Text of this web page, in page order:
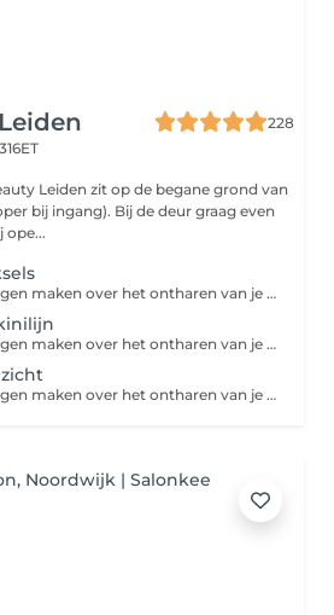
228
Leiden zit op de begane grond van
bij ingang). Bij de deur graag even
ope...
Wil je je nooit meer zorgen maken over het ontharen van je benen, oksels, bikinilijn, etc.? Dan is laserontharen de oplossing! Laseren is een ontharingsmethode waarbij de haren definitief worden verwijderd. Tijdens een laserbehandeling wordt er een zeer krachtige lichtstraal uitgezonden waardoor de haarzakjes vernietigd worden. De haarzakjes zijn vernietigd na 6 tot 10 laserbehandelingen. Het resultaat is een definitieve zijdezachte huid!
Wil je je nooit meer zorgen maken over het ontharen van je benen, oksels, bikinilijn, etc.? Dan is laserontharen de oplossing! Laseren is een ontharingsmethode waarbij de haren definitief worden verwijderd. Tijdens een laserbehandeling wordt er een zeer krachtige lichtstraal uitgezonden waardoor de haarzakjes vernietigd worden. De haarzakjes zijn vernietigd na 6 tot 10 laserbehandelingen. Het resultaat is een definitieve zijdezachte huid!
Wil je je nooit meer zorgen maken over het ontharen van je gezicht? Dan is laserontharen de oplossing! Laseren is een ontharingsmethode waarbij de haren definitief worden verwijderd. Tijdens een laserbehandeling wordt er een zeer krachtige lichtstraal uitgezonden waardoor de haarzakjes vernietigd worden. De haarzakjes zijn vernietigd na 6 tot 10 laserbehandelingen. Tijdens de IPL behandeling met de Adena worden de haarzakjes vernietigd door middel van lichtpulsen. Dit gebeurt heel nauwkeurig door opname van het licht in de pigmenten van de haarwortel en zonder andere huidstructuren te beschadigen. De huid wordt schoongemaakt, er wordt een hypoallergene gel aangebracht en de ogen worden afgeschermd. Vervolgens wordt de laserkop op de huid geplaatst en worden er pulsen afgegeven. Deze voelen aan als speldenprikken, de ene iets heviger dan de ander. Desgewenst kan er met verdoving gewerkt worden. Hoe gaat de behandeling in zijn werk? Haren kunnen in verschillende fasen zitten. De groeifase, de overgangsfase en de rustfase. Haren in de groeifase worden effectief behandeld tijdens een behandeling. Het is echter zo dat haren zich niet allemaal tegelijk in hetzelfde stadium bevinden, dit is vanaf de buitenkant helaas niet te zien. Om die reden zijn meerdere behandelingen nodig. Gemiddeld zijn 6 tot 8 behandelingen voldoende. De tijd tussen de behandelingen is afhankelijk van het behandelgebied. Voor het gelaat is dit meestal 5 tot 6 weken en voor het lichaam ongeveer 8 weken. Deze behandeling kan indien gewenst ook gecombineerd worden met bijvoorbeeld een chemische peeling.